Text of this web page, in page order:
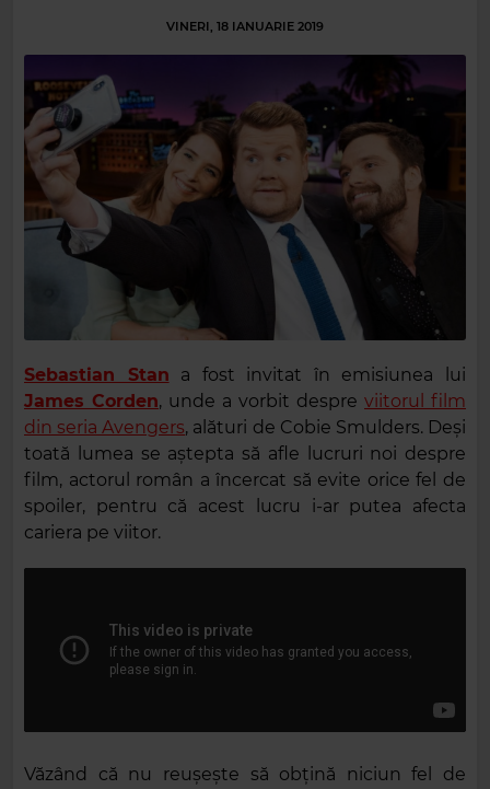
VINERI, 18 IANUARIE 2019
Sebastian Stan a fost invitat în emisiunea lui
James Corden, unde a vorbit despre viitorul film
din seria Avengers, alături de Cobie Smulders. Deși
toată lumea se aștepta să afle lucruri noi despre
film, actorul român a încercat să evite orice fel de
spoiler, pentru că acest lucru i-ar putea afecta
cariera pe viitor.
Văzând că nu reușește să obțină niciun fel de